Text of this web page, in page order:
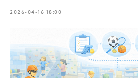
2026-04-16 18:00